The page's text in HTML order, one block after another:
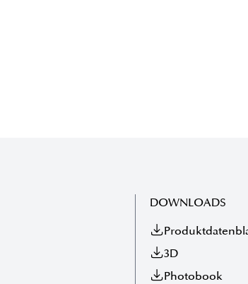
DOWNLOADS
3D
Photobook